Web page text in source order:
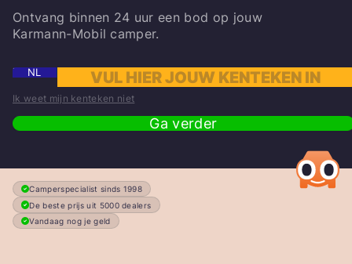
Ontvang binnen 24 uur een bod op jouw
Karmann-Mobil camper.
NL
Ik weet mijn kenteken niet
Ga verder
Camperspecialist sinds 1998
De beste prijs uit 5000 dealers
Vandaag nog je geld